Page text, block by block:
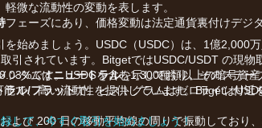
微な流動性の変動を表します。
フェーズにあり、価格変動は法定通貨裏付けデジ
ンタムはニュートラルを示しており、そのステー
ラル/フラットで、ヒストグラムはゼロライン付近
よび 200 日の移動平均線の周りで振動しており
を始めましょう。USDC（USDC）は、1億2,000
引されています。BitgetではUSDC/USDT の現
です。USDCを含む1,300種類以上の暗号資
で、高い流動性を提供しています。Bitgetは
して、今すぐ取引を始めましょう！